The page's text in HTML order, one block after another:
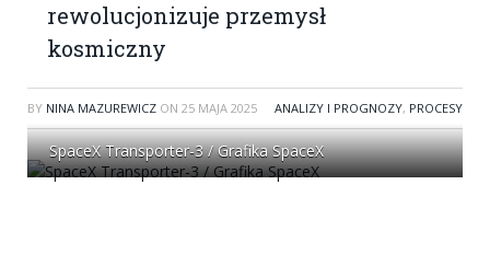
rewolucjonizuje przemysł
kosmiczny
BY NINA MAZUREWICZ ON 25 MAJA 2025 ANALIZY I PROGNOZY, PROCESY
SpaceX Transporter-3 / Grafika SpaceX